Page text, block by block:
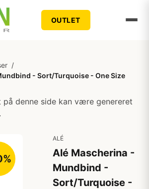
OUTLET
/
- Sort/Turquoise - One Size
på denne side kan være genereret
ALÉ
Alé Mascherina -
Mundbind -
Sort/Turquoise -